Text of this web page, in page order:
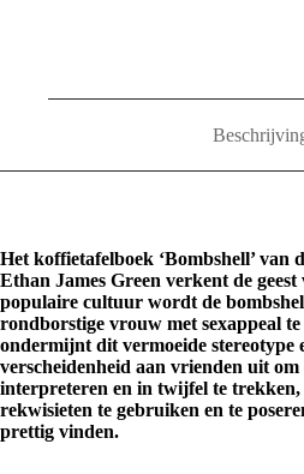
Het koffietafelboek ‘Bombshell’ van
Ethan James Green verkent de geest
populaire cultuur wordt de
rondborstige vrouw met sexappeal
ondermijnt dit vermoeide stereotype
verscheidenheid aan vrienden uit om
interpreteren en in twijfel te
rekwisieten te gebruiken en te
prettig vinden.